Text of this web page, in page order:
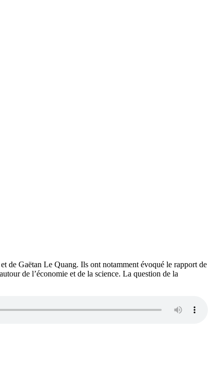
de Gaëtan Le Quang. Ils ont notamment évoqué le rapport de
de l’économie et de la science. La question de la